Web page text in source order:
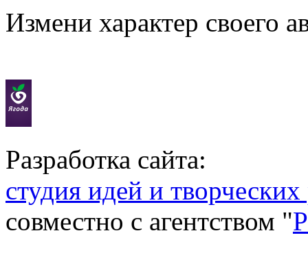
Измени характер своего
Разработка сайта:
студия идей и
совместно с агентством "